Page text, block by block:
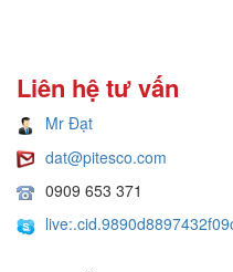
Liên hệ tư vấn
Mr Đạt
dat@pitesco.com
0909 653 371